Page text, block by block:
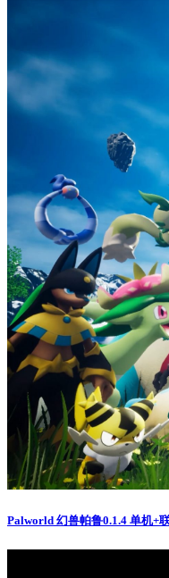
Palworld 幻兽帕鲁0.1.4 单机+